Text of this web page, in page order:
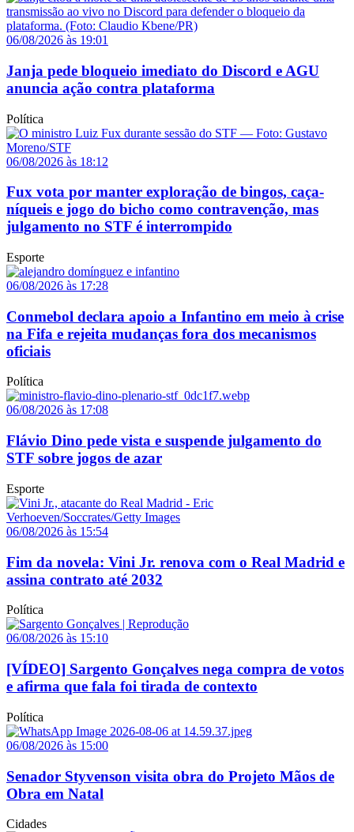
06/08/2026 às 19:01
Janja pede bloqueio imediato do Discord e AGU
anuncia ação contra plataforma
Política
06/08/2026 às 18:12
Fux vota por manter exploração de bingos, caça-
níqueis e jogo do bicho como contravenção, mas
julgamento no STF é interrompido
Esporte
06/08/2026 às 17:28
Conmebol declara apoio a Infantino em meio à crise
na Fifa e rejeita mudanças fora dos mecanismos
oficiais
Política
06/08/2026 às 17:08
Flávio Dino pede vista e suspende julgamento do
STF sobre jogos de azar
Esporte
06/08/2026 às 15:54
Fim da novela: Vini Jr. renova com o Real Madrid e
assina contrato até 2032
Política
06/08/2026 às 15:10
[VÍDEO] Sargento Gonçalves nega compra de votos
e afirma que fala foi tirada de contexto
Política
06/08/2026 às 15:00
Senador Styvenson visita obra do Projeto Mãos de
Obra em Natal
Cidades